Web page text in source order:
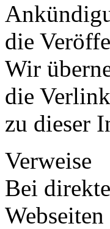
die
Wir
die
zu dieser
Verweise
Bei